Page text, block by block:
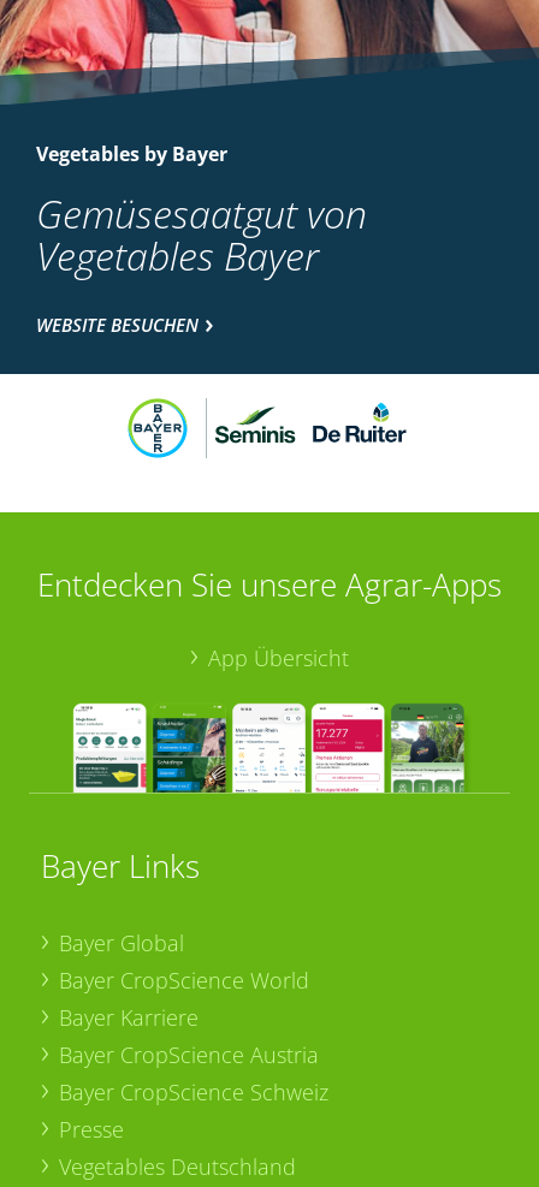
Vegetables by Bayer
Gemüsesaatgut von
Vegetables Bayer
WEBSITE BESUCHEN
Entdecken Sie unsere Agrar-Apps
App Übersicht
Bayer Links
Bayer Global
Bayer CropScience World
Bayer Karriere
Bayer CropScience Austria
Bayer CropScience Schweiz
Presse
Vegetables Deutschland